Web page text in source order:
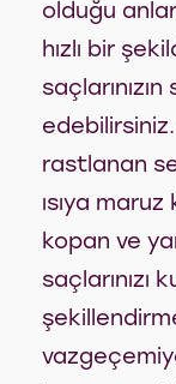
olduğu
hızlı bir
saçlarınızın
rastlanan
ısıya
kopan ve
saçlarınızı